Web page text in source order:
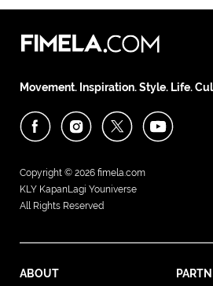
Movement. Inspiration. Style. Life.
Copyright © 2026 fimela.com
KLY KapanLagi Youniverse
All Rights Reserved
ABOUT